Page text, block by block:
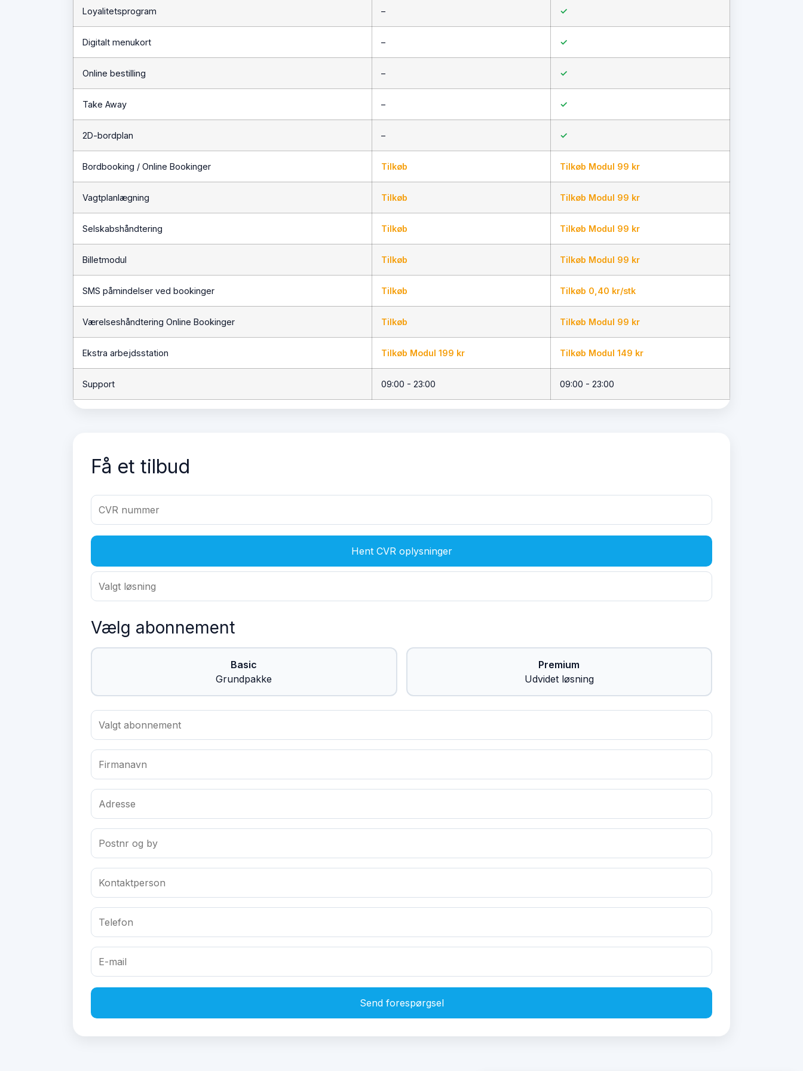
Loyalitetsprogram – ✓
Digitalt menukort – ✓
Online bestilling – ✓
Take Away – ✓
2D-bordplan – ✓
Bordbooking / Online Bookinger Tilkøb Tilkøb Modul 99 kr
Vagtplanlægning Tilkøb Tilkøb Modul 99 kr
Selskabshåndtering Tilkøb Tilkøb Modul 99 kr
Billetmodul Tilkøb Tilkøb Modul 99 kr
SMS påmindelser ved bookinger Tilkøb Tilkøb 0,40 kr/stk
Værelseshåndtering Online Bookinger Tilkøb Tilkøb Modul 99 kr
Ekstra arbejdsstation Tilkøb Modul 199 kr Tilkøb Modul 149 kr
Support 09:00 - 23:00 09:00 - 23:00
Få et tilbud
Hent CVR oplysninger
Vælg abonnement
Basic
Grundpakke
Premium
Udvidet løsning
Send forespørgsel